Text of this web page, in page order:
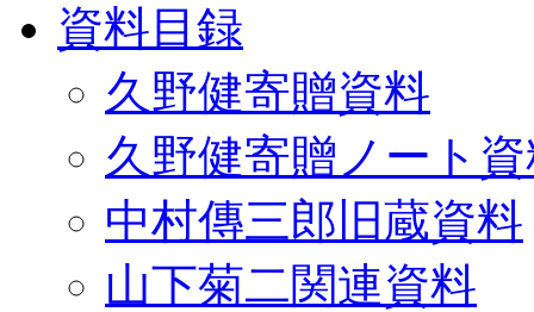
資料目録
久野健寄贈資料
久野健寄贈ノート
中村傳三郎旧蔵資料
山下菊二関連資料